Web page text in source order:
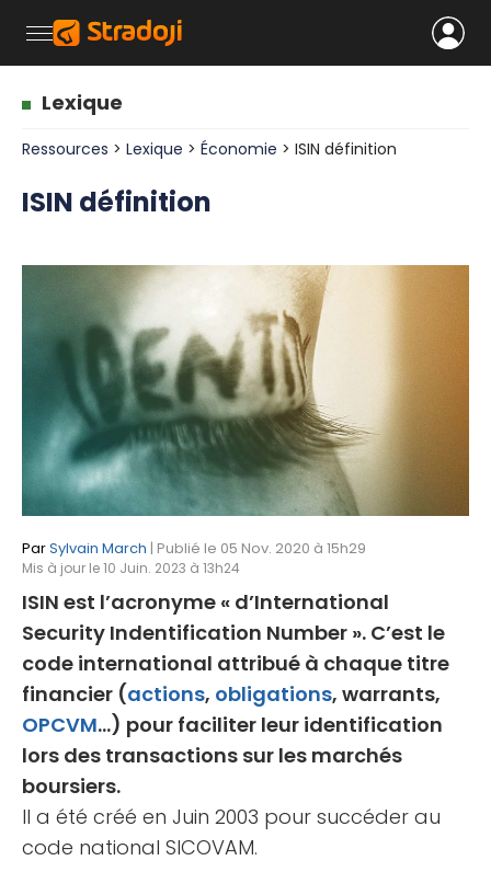
Lexique
Ressources > Lexique > Économie > ISIN définition
ISIN définition
ParSylvain March | Publié le 05 Nov. 2020 à 15h29
Mis à jour le 10 Juin. 2023 à 13h24
ISIN est l’acronyme « d’International
Security Indentification Number ». C’est le
code international attribué à chaque titre
financier (actions, obligations, warrants,
OPCVM…) pour faciliter leur identification
lors des transactions sur les marchés
boursiers.
Il a été créé en Juin 2003 pour succéder au
code national SICOVAM.